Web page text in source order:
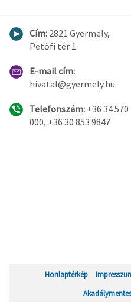
Cím: 2821 Gyermely,
Petőfi tér 1.
E-mail cím:
hivatal@gyermely.hu
Telefonszám: +36 34 570
000, +36 30 853 9847
Honlaptérkép